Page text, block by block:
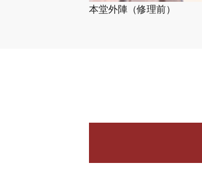
本堂外陣（修理前）